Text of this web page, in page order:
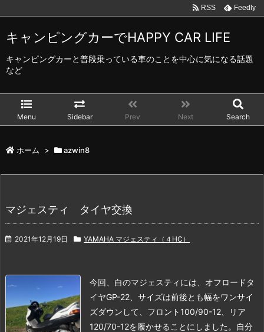
キャンピングカーでHAPPY CAR LIFE
キャンピングカーと普段乗っている車のことを中心に気になる話題
など
Menu Sidebar Prev Next Search
RSS Feedly
ホーム > azwin8
マジェスティ タイヤ交換
2021年12月19日 YAMAHA マジェスティ（４HC）
今回、白のマジェスティには、オフロードタ
イヤGP-22、サイズは前後とも幅をワンサイ
ズダウンして、フロント100/90-12、リア
120/70-12を履かせることにしました。
自分